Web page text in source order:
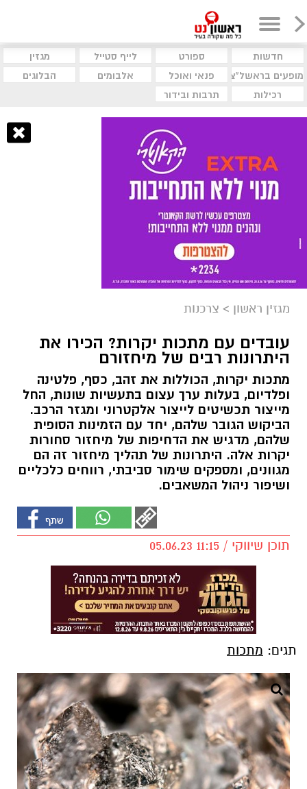
חדשות ספורט לייף סטייל
מגזין
מופעים בראשל"צ
פנאי ואוכל אלבומים
הבלוגים
רכילות
תרבות ובידור
מגזין ראשון > צרכנות
עובדים עם מתכות יקרות? הכירו את
היתרונות רבים של מיחזורם
מתכות יקרות, הכוללות את זהב, כסף, פלטינה
ופלדיום, בעלות ערך עצום בתעשיות שונות, החל
מייצור תכשיטים לייצור אלקטרוני ומגזר הרכב.
הביקוש הגובר שלהם, יחד עם הזמינות הסופית
שלהם, מדגיש את הדחיפות של מיחזור סחורות
יקרות אלה. היתרונות של תהליך מיחזור זה הם
מגוונים, ומספקים שימור סביבתי, רווחים כלכליים
ושיפור ניהול המשאבים.
תוכן שיווקי / 11:15 05.06.23
תגים: מתכות